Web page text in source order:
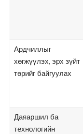
Ардчиллыг
хөгжүүлэх, эрх зүйт
төрийг байгуулах
Даяаршил ба
технологийн